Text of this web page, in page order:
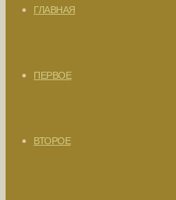
ГЛАВНАЯ
ПЕРВОЕ
ВТОРОЕ